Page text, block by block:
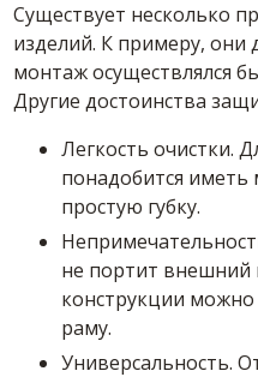
Существует несколько
изделий. К примеру, они
монтаж осуществлялся
Другие достоинства
Легкость очистки.
понадобится
простую губку.
не портит внешний
конструкции
раму.
Универсальность.